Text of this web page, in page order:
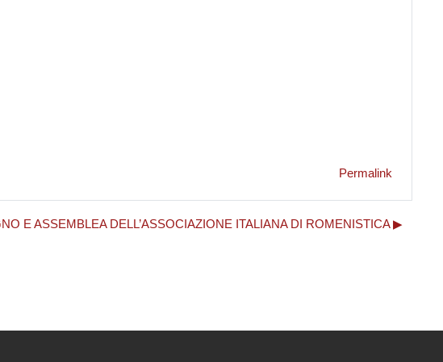
Permalink
E ASSEMBLEA DELL’ASSOCIAZIONE ITALIANA DI ROMENISTICA ▶︎